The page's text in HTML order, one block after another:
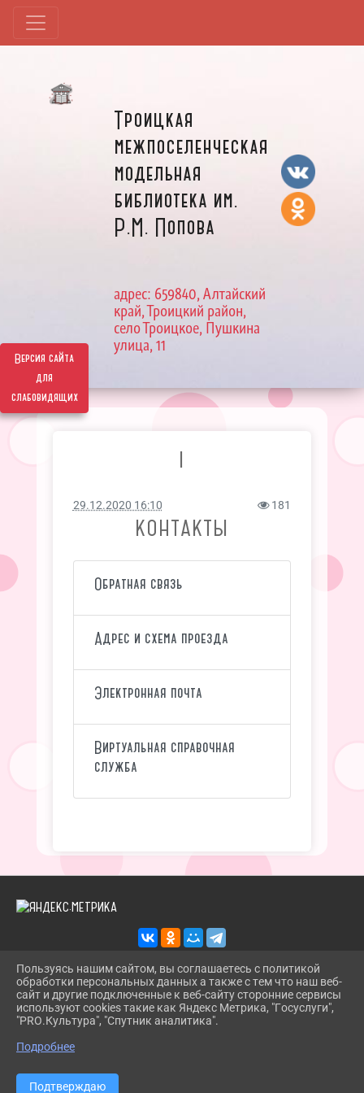
Версия сайта
для
слабовидящих
Троицкая
межпоселенческая
модельная
библиотека им.
Р.М. Попова
адрес: 659840, Алтайский
край, Троицкий район,
село Троицкое, Пушкина
улица, 11
I
29.12.2020 16:10 181
КОНТАКТЫ
Обратная связь
Адрес и схема проезда
Электронная почта
Виртуальная справочная
служба
2026 Г. TROITSKBIBLIOTEKA.RU
ВХОД
КАРТА САЙТА
СДЕЛАНО НА KUBCMS
РАЗРАБОТКА И ПОДДЕРЖКА
Пользуясь нашим сайтом, вы соглашаетесь с политикой
обработки персональных данных а также с тем что наш веб-
сайт и другие подключенные к веб-сайту сторонние сервисы
используют cookies такие как Яндекс Метрика, "Госуслуги",
"PRO.Культура", "Спутник аналитика".
Подробнее
Подтверждаю